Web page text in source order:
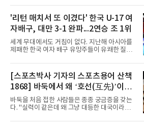
붙는다.C조에서는 양정고가 충주고를 82-35로
크게 꺾고 16강 진출을 확정했다
가 8일 발표한 일정에 따르면 한국은 9월 10일
사우디, 11일 인도네시아, 13일 일본과 차례로
맞붙는다. FIBA 랭킹은 일본 22위, 한국 57위, 사
우디 65위, 인도네시아 94위로, 랭킹과 홈 이점
을 모두 갖춘 일본이 최대 변수다.니콜라이스 마
줄스(라트비아) 감독이 이끄는 대표팀은 지난달
6일 FIBA 월드컵 예선 1라운드 6차전에서 일본
NBA에 도전 중인 이현중을 앞세운 대표팀의 목
표는 우승이다.조별리그는 12
'리턴 매치서 또 이겼다' 한국 U-17 여
자배구, 대만 3-1 완파...2연승 조 1위
세계 무대에서도 거침이 없다. 지난해 아시아를
제패한 한국 여자 배구 유망주들이 유쾌한 질주
이하(U-17) 여자배구대표팀은 8일(한국시간) 칠
레 로스안데스에서 열린 2026 국제배구연맹
(FIVB) U-17 여자 세계선수권대회 조별리그 D조
2차전에서 대만을 세트 점수 3-1(25-19 18-25
25-13 25-15)로 꺾었다. 전날 푸에르토리코를
3-1로 물리쳤던 한국은 2연승으로 조 1위에 올
라 16강 진출에 청신호를 켰다.이날 승리는 남다
[스포츠박사 기자의 스포츠용어 산책
1868] 바둑에서 왜 ‘호선(互先)’이라
말할까
바둑을 처음 접한 사람들은 종종 궁금증을 갖는
다. "실력이 같은데 왜 그냥 대등한 대국이라고
‘바둑에서 왜 ‘대국(對局)’이라 말할까‘ 참조)'호